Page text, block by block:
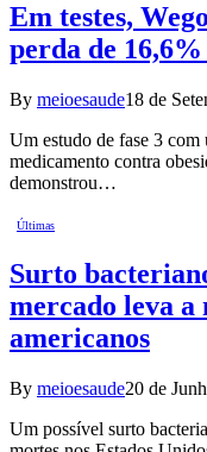
Em testes,
perda de
By meioesaude18 de
Um estudo de fase 3
medicamento contra
demonstrou…
Últimas
Surto
mercado leva a
americanos
By meioesaude20 de
Um possível surto